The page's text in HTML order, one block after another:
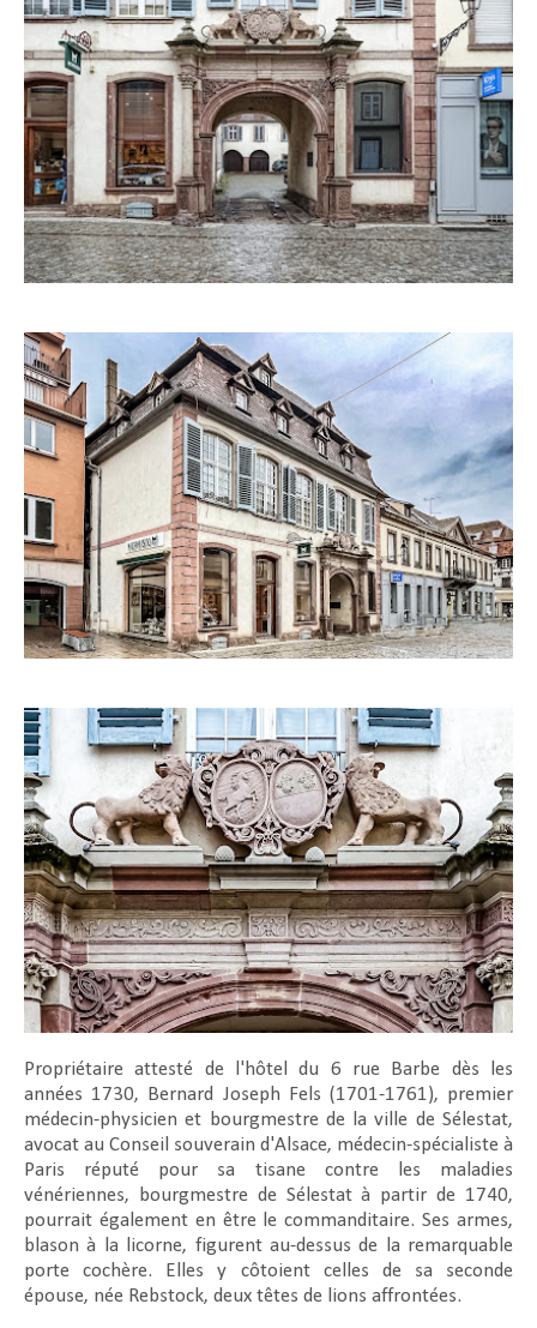
Propriétaire attesté de l'hôtel du 6 rue Barbe dès les
années 1730, Bernard Joseph Fels (1701-1761), premier
médecin-physicien et bourgmestre de la ville de Sélestat,
avocat au Conseil souverain d'Alsace, médecin-spécialiste à
Paris réputé pour sa tisane contre les maladies
vénériennes, bourgmestre de Sélestat à partir de 1740,
pourrait également en être le commanditaire. Ses armes,
blason à la licorne, figurent au-dessus de la remarquable
porte cochère. Elles y côtoient celles de sa seconde
épouse, née Rebstock, deux têtes de lions affrontées.